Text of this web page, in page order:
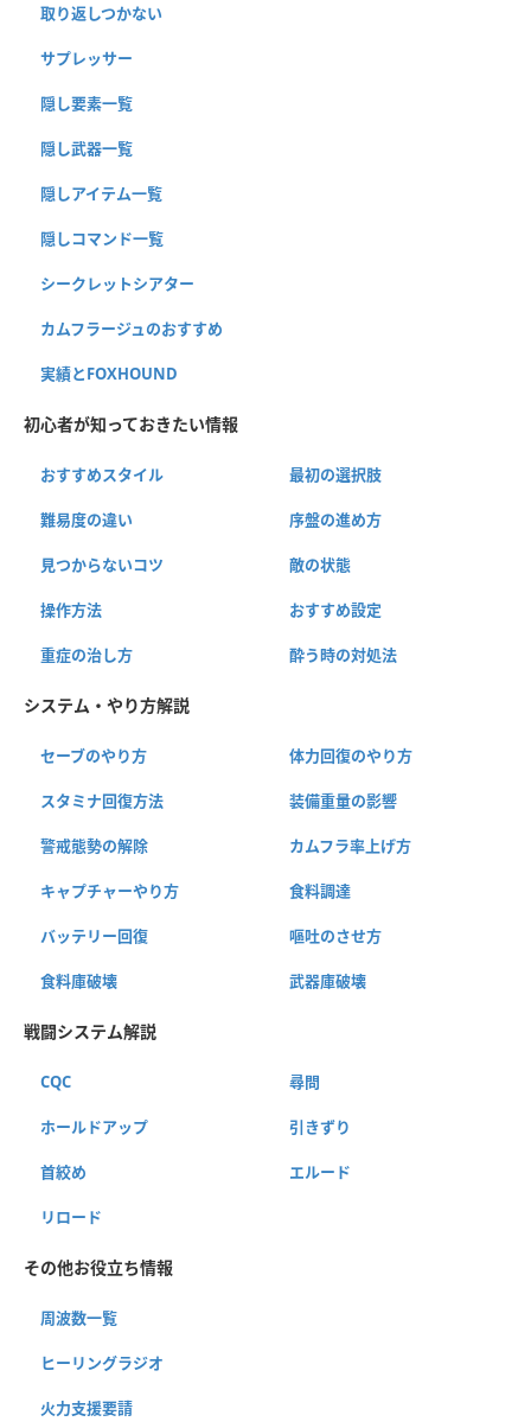
取り返しつかない
サプレッサー
隠し要素一覧
隠し武器一覧
隠しアイテム一覧
隠しコマンド一覧
シークレットシアター
カムフラージュのおすすめ
実績とFOXHOUND
初心者が知っておきたい情報
おすすめスタイル 最初の選択肢
難易度の違い 序盤の進め方
見つからないコツ 敵の状態
操作方法 おすすめ設定
重症の治し方 酔う時の対処法
システム・やり方解説
セーブのやり方 体力回復のやり方
スタミナ回復方法 装備重量の影響
警戒態勢の解除 カムフラ率上げ方
キャプチャーやり方 食料調達
バッテリー回復 嘔吐のさせ方
食料庫破壊 武器庫破壊
戦闘システム解説
CQC 尋問
ホールドアップ 引きずり
首絞め エルード
リロード
その他お役立ち情報
周波数一覧
ヒーリングラジオ
火力支援要請